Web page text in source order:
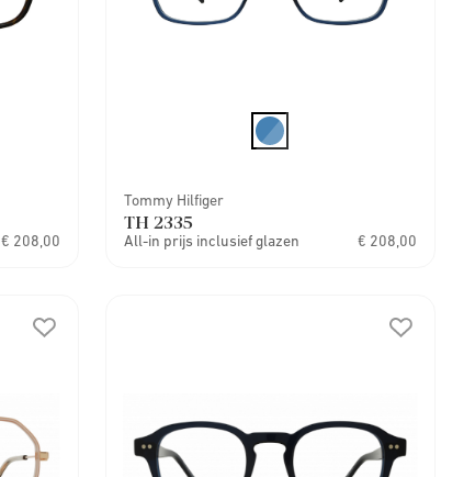
€ 208,00
Tommy Hilfiger
TH 2335
All-in prijs inclusief glazen € 208,00